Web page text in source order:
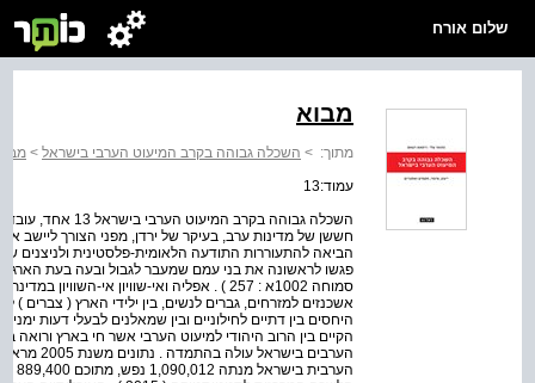
שלום אורח
מבוא
מתוך: > השכלה גבוהה בקרב המיעוט הערבי בישראל >
עמוד:13
השכלה גבוהה בקרב
הביאה להתעוררות התודעה הלאומית-פלסטינית ולניצנים
פגשו לראשונה את בני עמם שמעבר לגבול ובעה בעת
סמוחה 1002א : 257 ) . אפליה ואי-שוויון אי-
אשכנזים למזרחים, גברים לנשים, בין ילידי הארץ ( צברים
היחסים בין דתיים לחילוניים ובין שמאלנים לבעלי דעות
הקיים בין הרוב היהודי למיעוט הערבי אשר חי בארץ
הערבים